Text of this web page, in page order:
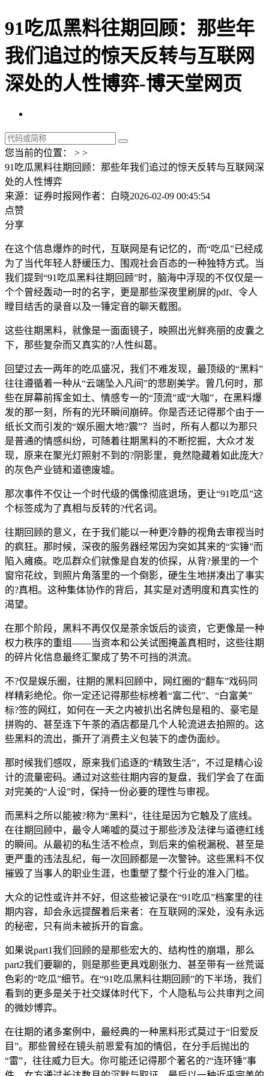
91吃瓜黑料往期回顾：那些年
我们追过的惊天反转与互联网
深处的人性博弈-博天堂网页
您当前的位置： > >
91吃瓜黑料往期回顾：那些年我们追过的惊天反转与互联网深
处的人性博弈
来源：证券时报网作者：白晓2026-02-09 00:45:54
点赞
分享
在这个信息爆炸的时代，互联网是有记忆的，而“吃瓜”已经成
为了当代年轻人舒缓压力、围观社会百态的一种独特方式。当
我们提到“91吃瓜黑料往期回顾”时，脑海中浮现的不仅仅是一
个个曾经轰动一时的名字，更是那些深夜里刷屏的pdf、令人
瞠目结舌的录音以及一锤定音的聊天截图。
这些往期黑料，就像是一面面镜子，映照出光鲜亮丽的皮囊之
下，那些复杂而又真实的?人性纠葛。
回望过去一两年的吃瓜盛况，我们不难发现，最顶级的“黑料”
往往遵循着一种从“云端坠入凡间”的悲剧美学。曾几何时，那
些在屏幕前挥金如土、情感专一的“顶流”或“大咖”，在黑料爆
发的那一刻，所有的光环瞬间崩碎。你是否还记得那个由于一
纸长文而引发的“娱乐圈大地?震”？当时，所有人都以为那只
是普通的情感纠纷，可随着往期黑料的不断挖掘，大众才发
现，原来在聚光灯照射不到的?阴影里，竟然隐藏着如此庞大?
的灰色产业链和道德废墟。
那次事件不仅让一个时代级的偶像彻底退场，更让“91吃瓜”这
个标签成为了真相与反转的?代名词。
往期回顾的意义，在于我们能以一种更冷静的视角去审视当时
的疯狂。那时候，深夜的服务器经常因为突如其来的“实锤”而
陷入瘫痪。吃瓜群众们就像是自发的侦探，从背?景里的一个
窗帘花纹，到照片角落里的一个倒影，硬生生地拼凑出了事实
的?真相。这种集体协作的背后，其实是对透明度和真实性的
渴望。
在那个阶段，黑料不再仅仅是茶余饭后的谈资，它更像是一种
权力秩序的重组——当资本和公关试图掩盖真相时，这些往期
的碎片化信息最终汇聚成了势不可挡的洪流。
不?仅是娱乐圈，往期的黑料回顾中，网红圈的“翻车”戏码同
样精彩绝伦。你一定还记得那些标榜着“富二代”、“白富美”
标?签的网红，如何在一天之内被扒出名牌包是租的、豪宅是
拼购的、甚至连下午茶的酒店都是几个人轮流进去拍照的。这
些黑料的流出，撕开了消费主义包装下的虚伪面纱。
那时候我们感叹，原来我们追逐的“精致生活”，不过是精心设
计的流量密码。通过对这些往期内容的复盘，我们学会了在面
对完美的“人设”时，保持一份必要的理性与审视。
而黑料之所以能被?称为“黑料”，往往是因为它触及了底线。
在往期回顾中，最令人唏嘘的莫过于那些涉及法律与道德红线
的瞬间。从最初的私生活不检点，到后来的偷税漏税、甚至是
更严重的违法乱纪，每一次回顾都是一次警钟。这些黑料不仅
摧毁了当事人的职业生涯，也重塑了整个行业的准入门槛。
大众的记性或许并不好，但这些被记录在“91吃瓜”档案里的往
期内容，却会永远提醒着后来者：在互联网的深处，没有永远
的秘密，只有尚未被拆开的盲盒。
如果说part1我们回顾的是那些宏大的、结构性的崩塌，那么
part2我们要聊的，则是那些更具戏剧张力、甚至带有一丝荒诞
色彩的“吃瓜”细节。在“91吃瓜黑料往期回顾”的下半场，我们
看到的更多是关于社交媒体时代下，个人隐私与公共审判之间
的微妙博弈。
在往期的诸多案例中，最经典的一种黑料形式莫过于“旧爱反
目”。那些曾经在镜头前恩爱有加的情侣，在分手后抛出的
“雷”，往往威力巨大。你可能还记得那个著名的?“连环锤”事